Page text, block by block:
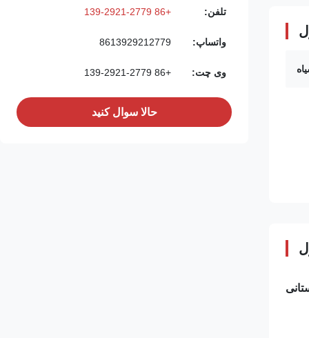
تلفن: +86 139-2921-2779
واتساپ: 8613929212779
وی چت: +86 139-2921-2779
حالا سوال کنيد